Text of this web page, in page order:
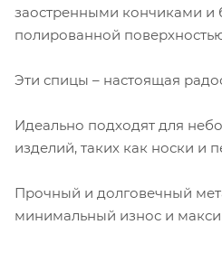
заостренными кончиками и
полированной
Эти спицы – настоящая
Идеально подходят для
изделий, таких как носки и
Прочный и долговечный
минимальный износ и